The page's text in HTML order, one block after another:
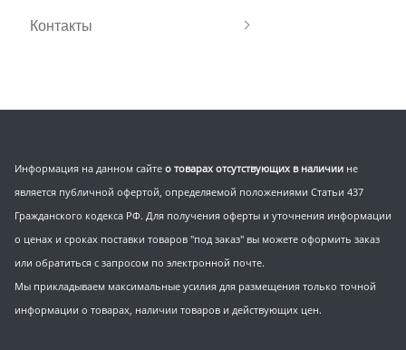
Контакты
Информация на данном сайте о товарах отсутствующих в наличии не
является публичной офертой, определяемой положениями Статьи 437
Гражданского кодекса РФ. Для получения оферты и уточнения информации
о ценах и сроках поставки товаров "под заказ" вы можете оформить заказ
или обратиться с запросом по электронной почте.
Мы прикладываем максимальные усилия для размещения только точной
информации о товарах, наличии товаров и действующих цен.